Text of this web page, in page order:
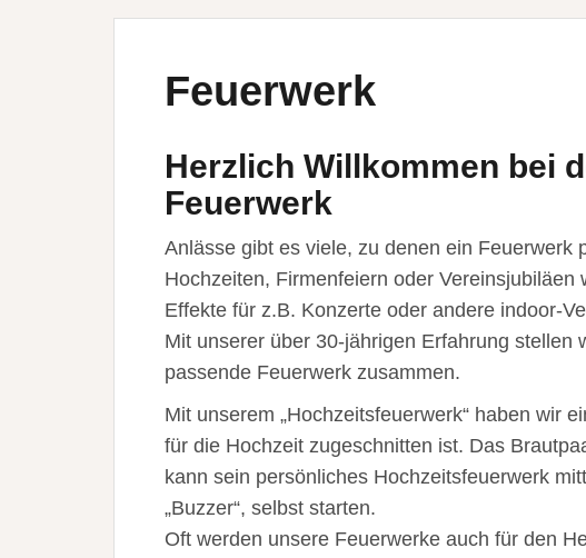
Feuerwerk
Herzlich Willkommen bei
Feuerwerk
Anlässe gibt es viele, zu denen ein Feuerwerk
Hochzeiten, Firmenfeiern oder
Effekte für z.B. Konzerte oder andere indoor-
Mit unserer über 30-jährigen Erfahrung stellen
passende Feuerwerk zusammen.
Mit unserem „Hochzeitsfeuerwerk“ haben wir
für die Hochzeit zugeschnitten ist. Das
kann sein persönliches Hochzeitsfeuerwerk
„Buzzer“, selbst starten.
Oft werden unsere Feuerwerke auch für den